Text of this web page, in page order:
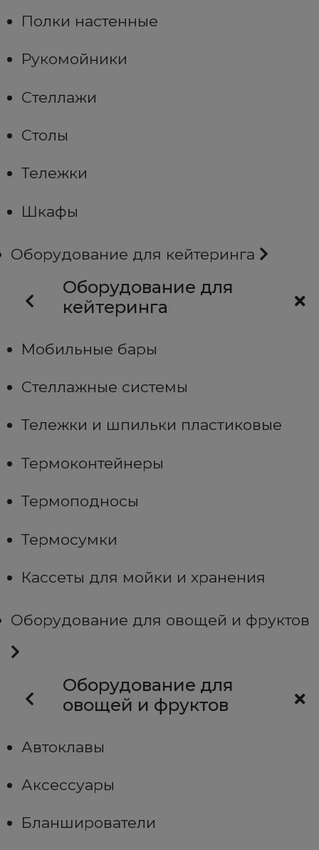
Полки настенные
Рукомойники
Стеллажи
Столы
Тележки
Шкафы
Оборудование для кейтеринга
Оборудование для
кейтеринга
Мобильные бары
Стеллажные системы
Тележки и шпильки пластиковые
Термоконтейнеры
Термоподносы
Термосумки
Кассеты для мойки и хранения
Оборудование для овощей и фруктов
Оборудование для
овощей и фруктов
Автоклавы
Аксессуары
Бланширователи